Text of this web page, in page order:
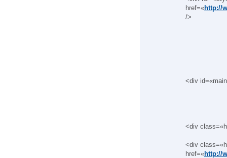
href=«http://
/>
<div
<div
<div
href=«http://